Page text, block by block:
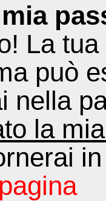
La
può
nella
la